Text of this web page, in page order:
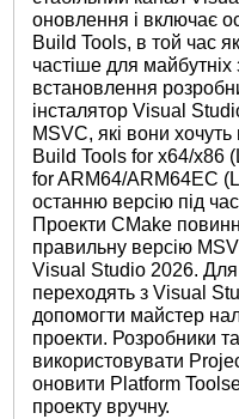
оновлення і включає
Build Tools, в той час
частіше для
встановлення
інсталятор Visual
MSVC, які вони
Build Tools for x64/x86
for ARM64/ARM64EC
останню версію під
Проекти CMake
правильну версію
Visual Studio 2026.
переходять з Visual
допомогти майстер
проекти. Розробники
використовувати
оновити Platform
проекту вручну.